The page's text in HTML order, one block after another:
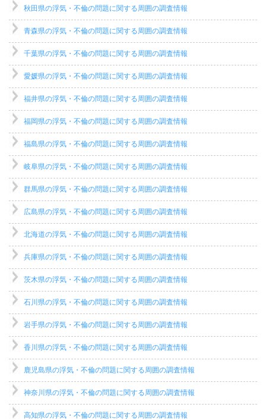
秋田県の浮気・不倫の問題に関する周囲の調査情報
青森県の浮気・不倫の問題に関する周囲の調査情報
千葉県の浮気・不倫の問題に関する周囲の調査情報
愛媛県の浮気・不倫の問題に関する周囲の調査情報
福井県の浮気・不倫の問題に関する周囲の調査情報
福岡県の浮気・不倫の問題に関する周囲の調査情報
福島県の浮気・不倫の問題に関する周囲の調査情報
岐阜県の浮気・不倫の問題に関する周囲の調査情報
群馬県の浮気・不倫の問題に関する周囲の調査情報
広島県の浮気・不倫の問題に関する周囲の調査情報
北海道の浮気・不倫の問題に関する周囲の調査情報
兵庫県の浮気・不倫の問題に関する周囲の調査情報
茨木県の浮気・不倫の問題に関する周囲の調査情報
石川県の浮気・不倫の問題に関する周囲の調査情報
岩手県の浮気・不倫の問題に関する周囲の調査情報
香川県の浮気・不倫の問題に関する周囲の調査情報
鹿児島県の浮気・不倫の問題に関する周囲の調査情報
神奈川県の浮気・不倫の問題に関する周囲の調査情報
高知県の浮気・不倫の問題に関する周囲の調査情報